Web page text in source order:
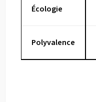
Écologie
Polyvalence